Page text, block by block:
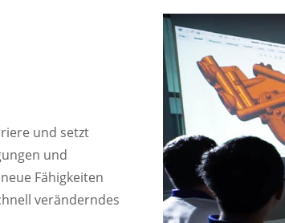
und setzt
und
Fähigkeiten
veränderndes